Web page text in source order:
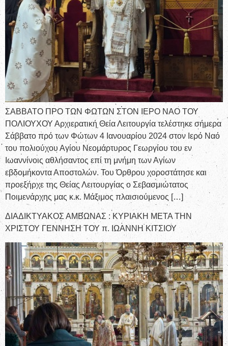
ΣΑΒΒΑΤΟ ΠΡΟ ΤΩΝ ΦΩΤΩΝ ΣΤΟΝ ΙΕΡΟ ΝΑΟ ΤΟΥ
ΠΟΛΙΟΥΧΟΥ Αρχιερατική Θεία Λειτουργία τελέστηκε σήμερα
Σάββατο πρό των Φώτων 4 Ιανουαρίου 2024 στον Ιερό Ναό
του πολιούχου Αγίου Νεομάρτυρος Γεωργίου του εν
Ιωαννίνοις αθλήσαντος επί τη μνήμη των Αγίων
εβδομήκοντα Αποστολών. Του Όρθρου χοροστάτησε και
προεξήρχε της Θείας Λειτουργίας ο Σεβασμιώτατος
Ποιμενάρχης μας κ.κ. Μάξιμος πλαισιούμενος […]
ΔΙΑΔΙΚΤΥΑΚΟΣ ΑΜΒΩΝΑΣ : ΚΥΡΙΑΚΗ ΜΕΤΑ ΤΗΝ
ΧΡΙΣΤΟΥ ΓΕΝΝΗΣΗ ΤΟΥ π. ΙΩΑΝΝΗ ΚΙΤΣΙΟΥ